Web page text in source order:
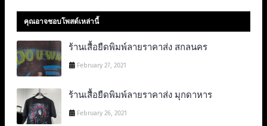
คุณอาจชอบโพสต์เหล่านี้
ร้านเสื้อยืดพิมพ์ลายราคาส่ง สกลนคร
February 27, 2021
ร้านเสื้อยืดพิมพ์ลายราคาส่ง มุกดาหาร
February 26, 2021